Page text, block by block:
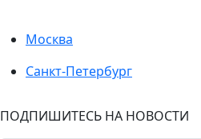
Москва
Санкт-Петербург
ПОДПИШИТЕСЬ НА НОВОСТИ